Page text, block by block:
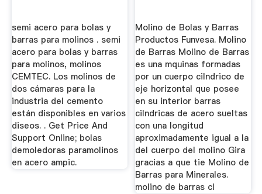
semi acero para bolas y
barras para molinos . semi
acero para bolas y barras
para molinos, molinos
CEMTEC. Los molinos de
dos cámaras para la
industria del cemento
están disponibles en varios
diseos. . Get Price And
Support Online; bolas
demoledoras paramolinos
en acero ampic.
Molino de Bolas y Barras
Productos Funvesa. Molino
de Barras Molino de Barras
es una mquinas formadas
por un cuerpo cilndrico de
eje horizontal que posee
en su interior barras
cilndricas de acero sueltas
con una longitud
aproximadamente igual a la
del cuerpo del molino Gira
gracias a que tie Molino de
Barras para Minerales.
molino de barras cl